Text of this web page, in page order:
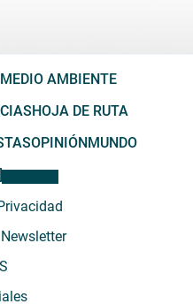
MEDIO AMBIENTE
HOJA DE RUTA
OPINIÓNMUNDO